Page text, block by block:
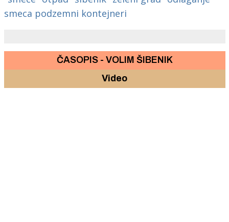
smeca podzemni kontejneri
ČASOPIS - VOLIM ŠIBENIK
Video